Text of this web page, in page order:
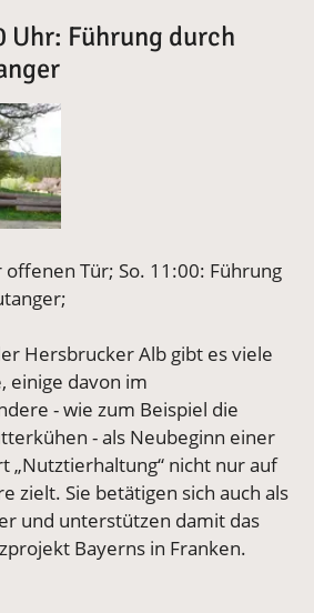
Uhr: Führung durch
offenen Tür; So. 11:00: Führung
Hersbrucker Alb gibt es viele
einige davon im
- wie zum Beispiel die
- als Neubeginn einer
„Nutztierhaltung“ nicht nur auf
zielt. Sie betätigen sich auch als
und unterstützen damit das
Bayerns in Franken.